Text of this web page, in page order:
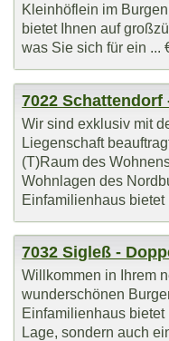
Kleinhöflein im
bietet Ihnen auf
was Sie sich für ein ...
7022
Wir sind exklusiv mit
Liegenschaft
(T)Raum des
Wohnlagen des
Einfamilienhaus bietet
7032 Sigleß -
Willkommen in Ihrem
wunderschönen
Einfamilienhaus
Lage, sondern auch